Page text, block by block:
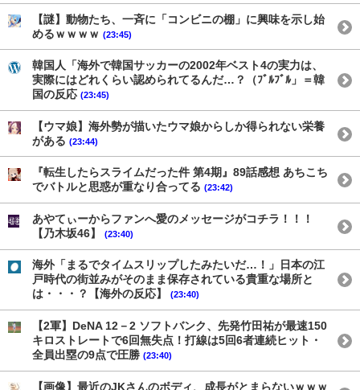
【謎】動物たち、一斉に「コンビニの棚」に興味を示し始
めるｗｗｗｗ (23:45)
韓国人「海外で韓国サッカーの2002年ベスト4の実力は、
実際にはどれくらい認められてるんだ…？（ﾌﾞﾙﾌﾞﾙ」＝韓
国の反応 (23:45)
【ウマ娘】海外勢が描いたウマ娘からしか得られない栄養
がある (23:44)
『転生したらスライムだった件 第4期』89話感想 あちこち
でバトルと思惑が重なり合ってる (23:42)
あやてぃーからファンへ愛のメッセージがコチラ！！！
【乃木坂46】
(23:40)
海外「まるでタイムスリップしたみたいだ…！」日本の江
戸時代の街並みがそのまま保存されている貴重な場所と
は・・・？【海外の反応】
(23:40)
【2軍】DeNA 12－2 ソフトバンク、先発竹田祐が最速150
キロストレートで6回無失点！打線は5回6者連続ヒット・
全員出塁の9点で圧勝 (23:40)
【画像】最近のJKさんのボディ、成長がとまらないｗｗｗ